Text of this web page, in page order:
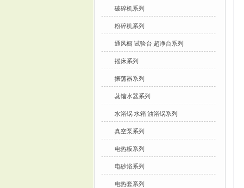
破碎机系列
粉碎机系列
通风橱 试验台 超净台系列
摇床系列
振荡器系列
蒸馏水器系列
水浴锅 水箱 油浴锅系列
真空泵系列
电热板系列
电砂浴系列
电热套系列